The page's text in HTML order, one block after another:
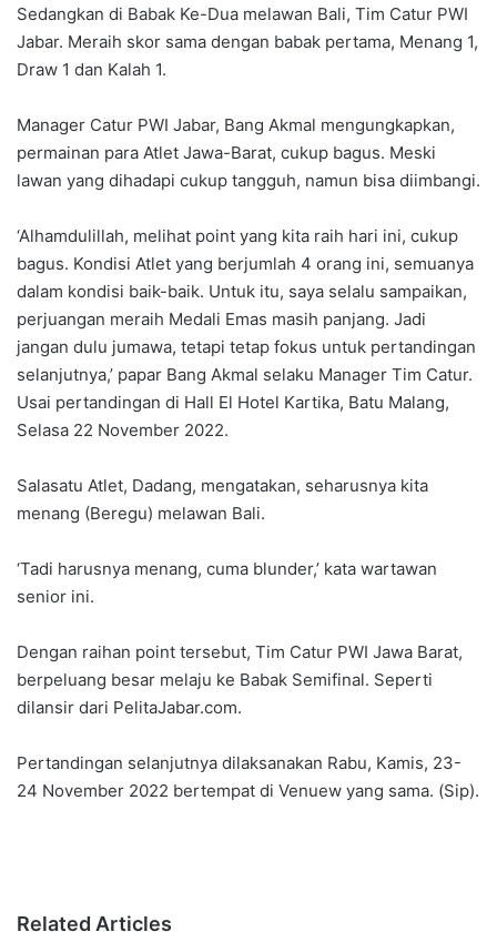
Sedangkan di Babak Ke-Dua melawan Bali, Tim Catur PWI
Jabar. Meraih skor sama dengan babak pertama, Menang 1,
Draw 1 dan Kalah 1.
Manager Catur PWI Jabar, Bang Akmal mengungkapkan,
permainan para Atlet Jawa-Barat, cukup bagus. Meski
lawan yang dihadapi cukup tangguh, namun bisa diimbangi.
‘Alhamdulillah, melihat point yang kita raih hari ini, cukup
bagus. Kondisi Atlet yang berjumlah 4 orang ini, semuanya
dalam kondisi baik-baik. Untuk itu, saya selalu sampaikan,
perjuangan meraih Medali Emas masih panjang. Jadi
jangan dulu jumawa, tetapi tetap fokus untuk pertandingan
selanjutnya,’ papar Bang Akmal selaku Manager Tim Catur.
Usai pertandingan di Hall El Hotel Kartika, Batu Malang,
Selasa 22 November 2022.
Salasatu Atlet, Dadang, mengatakan, seharusnya kita
menang (Beregu) melawan Bali.
‘Tadi harusnya menang, cuma blunder,’ kata wartawan
senior ini.
Dengan raihan point tersebut, Tim Catur PWI Jawa Barat,
berpeluang besar melaju ke Babak Semifinal. Seperti
dilansir dari PelitaJabar.com.
Pertandingan selanjutnya dilaksanakan Rabu, Kamis, 23-
24 November 2022 bertempat di Venuew yang sama. (Sip).
Related Articles